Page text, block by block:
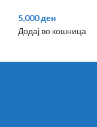
5,000ден
Додај во кошница